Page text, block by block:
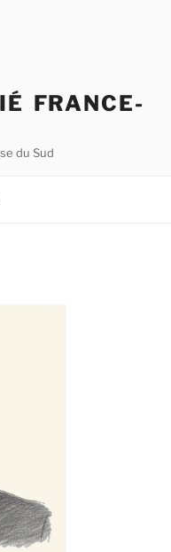
FRANCE-
du Sud